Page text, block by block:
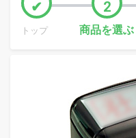
トップ 商品を選ぶ